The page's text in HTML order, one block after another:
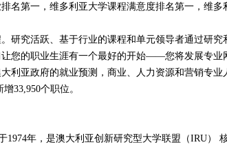
名第一，维多利亚大学课程满意度排名第一，维多
研究活跃、基于行业的课程和单元领导者通过研究
您的职业生涯有一个最好的开始——您将发展专业
利亚政府的就业预测，商业、人力资源和营销专业
33,950个职位。
1974年，是澳大利亚创新研究型大学联盟（IRU）